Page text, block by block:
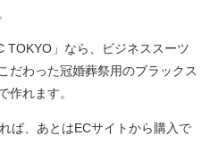
TOKYO」なら、ビジネススーツ
だわった冠婚葬祭用のブラックス
作れます。
ば、あとはECサイトから購入で